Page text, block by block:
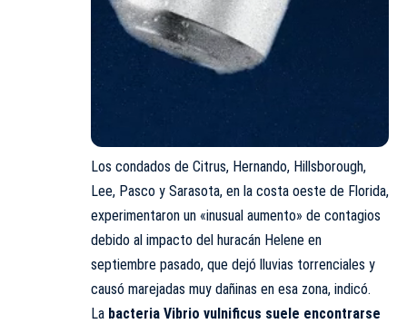
Los condados de Citrus, Hernando, Hillsborough,
Lee, Pasco y Sarasota, en la costa oeste de Florida,
experimentaron un «inusual aumento» de contagios
debido al impacto del huracán Helene en
septiembre pasado, que dejó lluvias torrenciales y
causó marejadas muy dañinas en esa zona, indicó.
La bacteria Vibrio vulnificus suele encontrarse